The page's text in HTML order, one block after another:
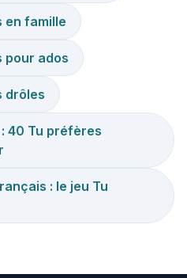
en famille
pour ados
drôles
40 Tu préfères
: le jeu Tu